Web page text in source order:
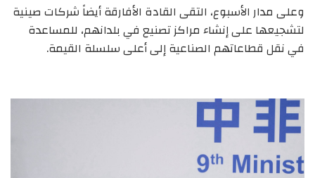
وعلى مدار الأسبوع، التقى القادة الأفارقة أيضاً شركات صينية
لتشجيعها على إنشاء مراكز تصنيع في بلدانهم، للمساعدة
في نقل قطاعاتهم الصناعية إلى أعلى سلسلة القيمة.